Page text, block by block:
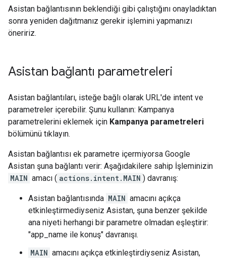
Asistan bağlantısının beklendiği gibi çalıştığını onayladıktan
sonra yeniden dağıtmanız gerekir işlemini yapmanızı
öneririz.
Asistan bağlantı parametreleri
Asistan bağlantıları, isteğe bağlı olarak URL'de intent ve
parametreler içerebilir. Şunu kullanın: Kampanya
parametrelerini eklemek için Kampanya parametreleri
bölümünü tıklayın.
Asistan bağlantısı ek parametre içermiyorsa Google
Asistan şuna bağlantı verir: Aşağıdakilere sahip İşleminizin
MAIN amacı ( actions.intent.MAIN ) davranış:
Asistan bağlantısında MAIN amacını açıkça
etkinleştirmediyseniz Asistan, şuna benzer şekilde
ana niyeti herhangi bir parametre olmadan eşleştirir:
"app_name ile konuş" davranışı.
MAIN amacını açıkça etkinleştirdiyseniz Asistan,